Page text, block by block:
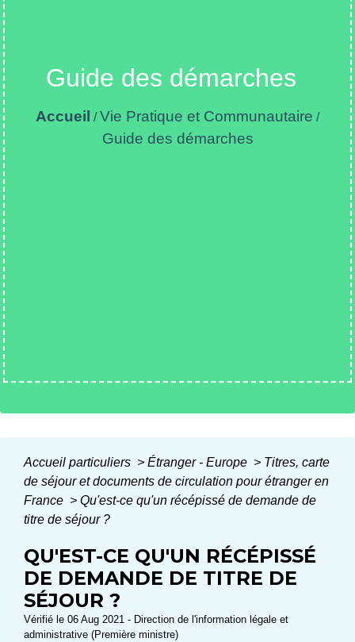
Guide des démarches
Accueil /Vie Pratique et Communautaire /
Guide des démarches
Accueil particuliers > Étranger - Europe > Titres, carte
de séjour et documents de circulation pour étranger en
France > Qu'est-ce qu'un récépissé de demande de
titre de séjour ?
QU'EST-CE QU'UN RÉCÉPISSÉ
DE DEMANDE DE TITRE DE
SÉJOUR ?
Vérifié le 06 Aug 2021 - Direction de l'information légale et
administrative (Première ministre)